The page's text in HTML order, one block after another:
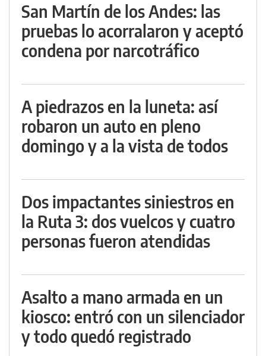
San Martín de los Andes: las
pruebas lo acorralaron y aceptó
condena por narcotráfico
A piedrazos en la luneta: así
robaron un auto en pleno
domingo y a la vista de todos
Dos impactantes siniestros en
la Ruta 3: dos vuelcos y cuatro
personas fueron atendidas
Asalto a mano armada en un
kiosco: entró con un silenciador
y todo quedó registrado